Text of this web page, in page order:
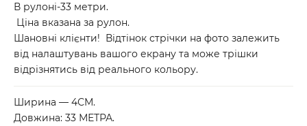
В рулоні-33 метри.
Ціна вказана за рулон.
Шановні клієнти! Відтінок стрічки на фото залежить
від налаштувань вашого екрану та може трішки
відрізнятись від реального кольору.
Ширина — 4СМ.
Довжина: 33 МЕТРА.